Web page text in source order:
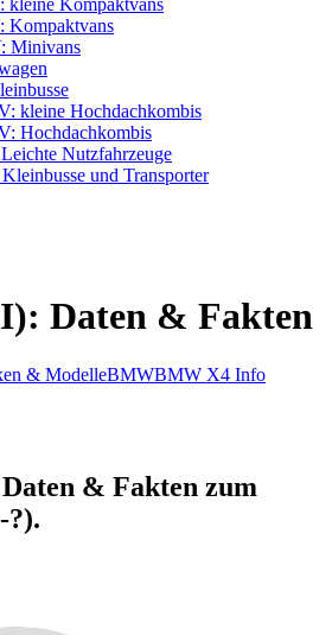
kleine Kompaktvans
Kompaktvans
Minivans
kleine Hochdachkombis
Hochdachkombis
Nutzfahrzeuge
und Transporter
Daten & Fakten
& ModelleBMWBMW X4 Info
& Fakten zum
?).